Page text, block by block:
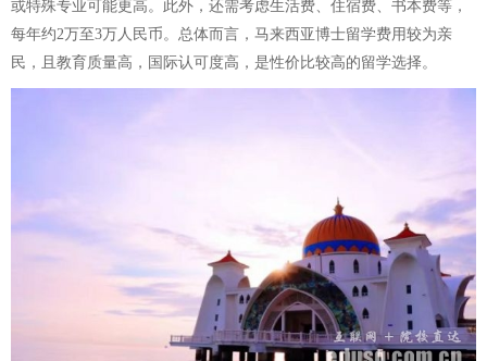
或特殊专业可能更高。此外，还需考虑生活费、住宿费、书本费等，
每年约2万至3万人民币。总体而言，马来西亚博士留学费用较为亲
民，且教育质量高，国际认可度高，是性价比较高的留学选择。